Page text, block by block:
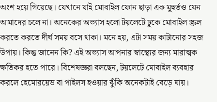
অংশ হয়ে গিয়েছে। যেখানে যাই মোবাইল ফোন ছাড়া এক মুহুর্তও যেন
আমাদের চলে না। অনেকের অভ্যাস হলো টয়লেটে ঢুকে মোবাইল স্ক্রল
করতে করতে দীর্ঘ সময় বসে থাকা। মনে হয়, এটা সময় কাটানোর সহজ
উপায়। কিন্তু জানেন কি? এই অভ্যাস আপনার স্বাস্থ্যের জন্য মারাত্মক
ক্ষতিকর হতে পারে। বিশেষজ্ঞরা বলছেন, টয়লেটে মোবাইল ব্যবহার
করলে হেমোরয়েড বা পাইলস হওয়ার ঝুঁকি অনেকটাই বেড়ে যায়।